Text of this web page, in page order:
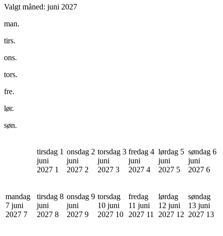
Valgt måned: juni 2027
man.
tirs.
ons.
tors.
fre.
lør.
søn.
tirsdag 1
juni
2027 1
onsdag 2
juni
2027 2
torsdag 3
juni
2027 3
fredag 4
juni
2027 4
lørdag 5
juni
2027 5
søndag 6
juni
2027 6
mandag
7 juni
2027 7
tirsdag 8
juni
2027 8
onsdag 9
juni
2027 9
torsdag
10 juni
2027 10
fredag
11 juni
2027 11
lørdag
12 juni
2027 12
søndag
13 juni
2027 13